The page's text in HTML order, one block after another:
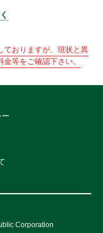
ておりますが、現状と異
等をご確認下さい。
Corporation